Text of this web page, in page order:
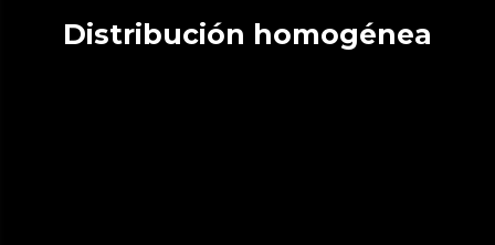
Distribución homogénea